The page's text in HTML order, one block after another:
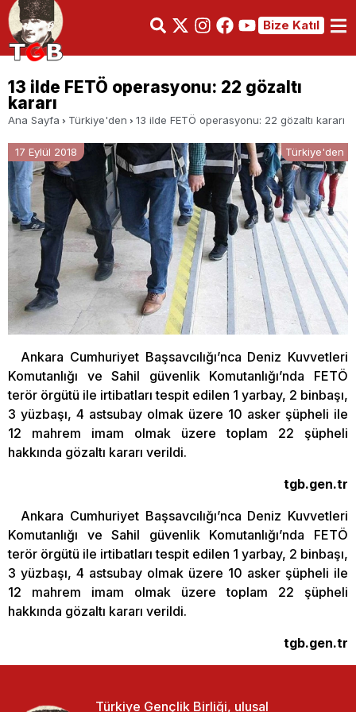
Bize Katıl
13 ilde FETÖ operasyonu: 22 gözaltı
kararı
Ana Sayfa Türkiye'den 13 ilde FETÖ operasyonu: 22 gözaltı kararı
17 Eylül 2018 Türkiye'den
Ankara Cumhuriyet Başsavcılığı’nca Deniz Kuvvetleri
Komutanlığı ve Sahil güvenlik Komutanlığı’nda FETÖ
terör örgütü ile irtibatları tespit edilen 1 yarbay, 2 binbaşı,
3 yüzbaşı, 4 astsubay olmak üzere 10 asker şüpheli ile
12 mahrem imam olmak üzere toplam 22 şüpheli
hakkında gözaltı kararı verildi.
tgb.gen.tr
Ankara Cumhuriyet Başsavcılığı’nca Deniz Kuvvetleri
Komutanlığı ve Sahil güvenlik Komutanlığı’nda FETÖ
terör örgütü ile irtibatları tespit edilen 1 yarbay, 2 binbaşı,
3 yüzbaşı, 4 astsubay olmak üzere 10 asker şüpheli ile
12 mahrem imam olmak üzere toplam 22 şüpheli
hakkında gözaltı kararı verildi.
tgb.gen.tr
Türkiye Gençlik Birliği, ulusal